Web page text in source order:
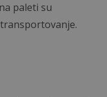
paleti su